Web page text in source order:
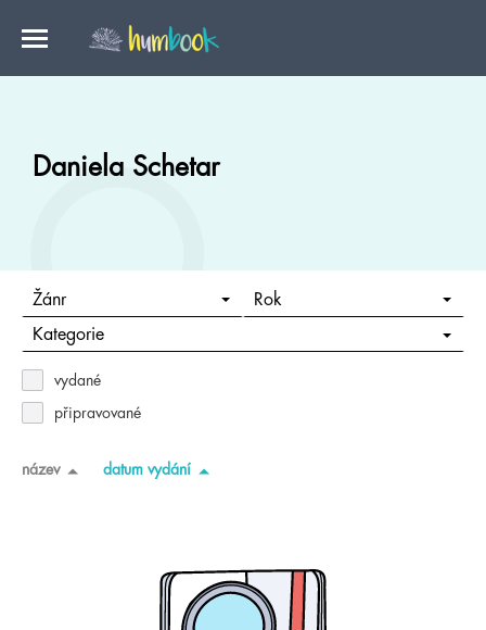
Daniela Schetar
Žánr Rok
Kategorie
vydané
připravované
název datum vydání